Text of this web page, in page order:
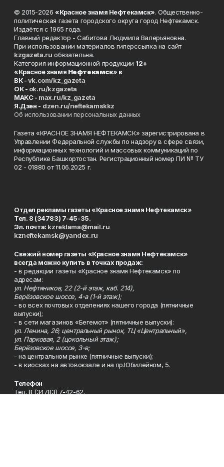
© 2015-2026 «Красное знамя Нефтекамск». Общественно-
политическая газета городского округа город Нефтекамск.
Издаётся с 1965 года.
Главный редактор - Сабитова Людмила Валерьяновна.
При использовании материалов гиперссылка на сайт
kzgazeta.ru обязательна.
Категория информационной продукции 12+
«Красное знамя Нефтекамск» в
ВК -vk.com/kz_gazeta
ОК - ok.ru/kzgazeta
MAKC - max.ru/kz_gazeta
Я.Дзен - dzen.ru/neftekamskkz
Об использовании персональных данных
Газета «КРАСНОЕ ЗНАМЯ НЕФТЕКАМСК» зарегистрирована в
Управлении Федеральной службы по надзору в сфере связи,
информационных технологий и массовых коммуникаций по
Республике Башкортостан. Регистрационный номер ПИ № ТУ
02 - 01880 от 11.06.2025 г.
Отдел рекламы газеты «Красное знамя Нефтекамск»
Тел. 8 (34783) 7-45-35.
Эл. почта: kzreklama@mail.ru
kzneftekamsk@yandex.ru
Свежий номер газеты «Красное знамя Нефтекамск»
всегда можно купить в точках продаж:
- в редакции газеты «Красное знамя Нефтекамск» по
адресам:
ул. Нефтяников, 22 (2-й этаж, каб. 214),
Берёзовское шоссе, 4-а (1-й этаж);
- во всех почтовых отделениях нашего города (пятничные
выпуски);
- в сети магазинов «Бегемот» (пятничные выпуски):
ул. Ленина, 26; центральный рынок, ТЦ «Центральный»,
ул. Парковая, 2 (цокольный этаж);
Берёзовское шоссе, 3-в;
- на центральном рынке (пятничные выпуски);
- в киосках на автовокзале и на пр.Юбилейном, 5.
Телефон
Тел. 8 (34783) 7-42-62.